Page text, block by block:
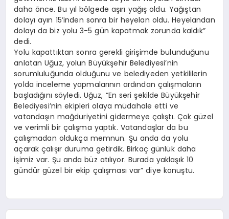
daha önce. Bu yıl bölgede aşırı yağış oldu. Yağıştan
dolayı ayın 15’inden sonra bir heyelan oldu. Heyelandan
dolayı da biz yolu 3-5 gün kapatmak zorunda kaldık”
dedi.
Yolu kapattıktan sonra gerekli girişimde bulunduğunu
anlatan Uğuz, yolun Büyükşehir Belediyesi’nin
sorumluluğunda olduğunu ve belediyeden yetkililerin
yolda inceleme yapmalarının ardından çalışmaların
başladığını söyledi. Uğuz, “En seri şekilde Büyükşehir
Belediyesi’nin ekipleri olaya müdahale etti ve
vatandaşın mağduriyetini gidermeye çalıştı. Çok güzel
ve verimli bir çalışma yaptık. Vatandaşlar da bu
çalışmadan oldukça memnun. Şu anda da yolu
açarak çalışır duruma getirdik. Birkaç günlük daha
işimiz var. Şu anda büz atılıyor. Burada yaklaşık 10
gündür güzel bir ekip çalışması var” diye konuştu.